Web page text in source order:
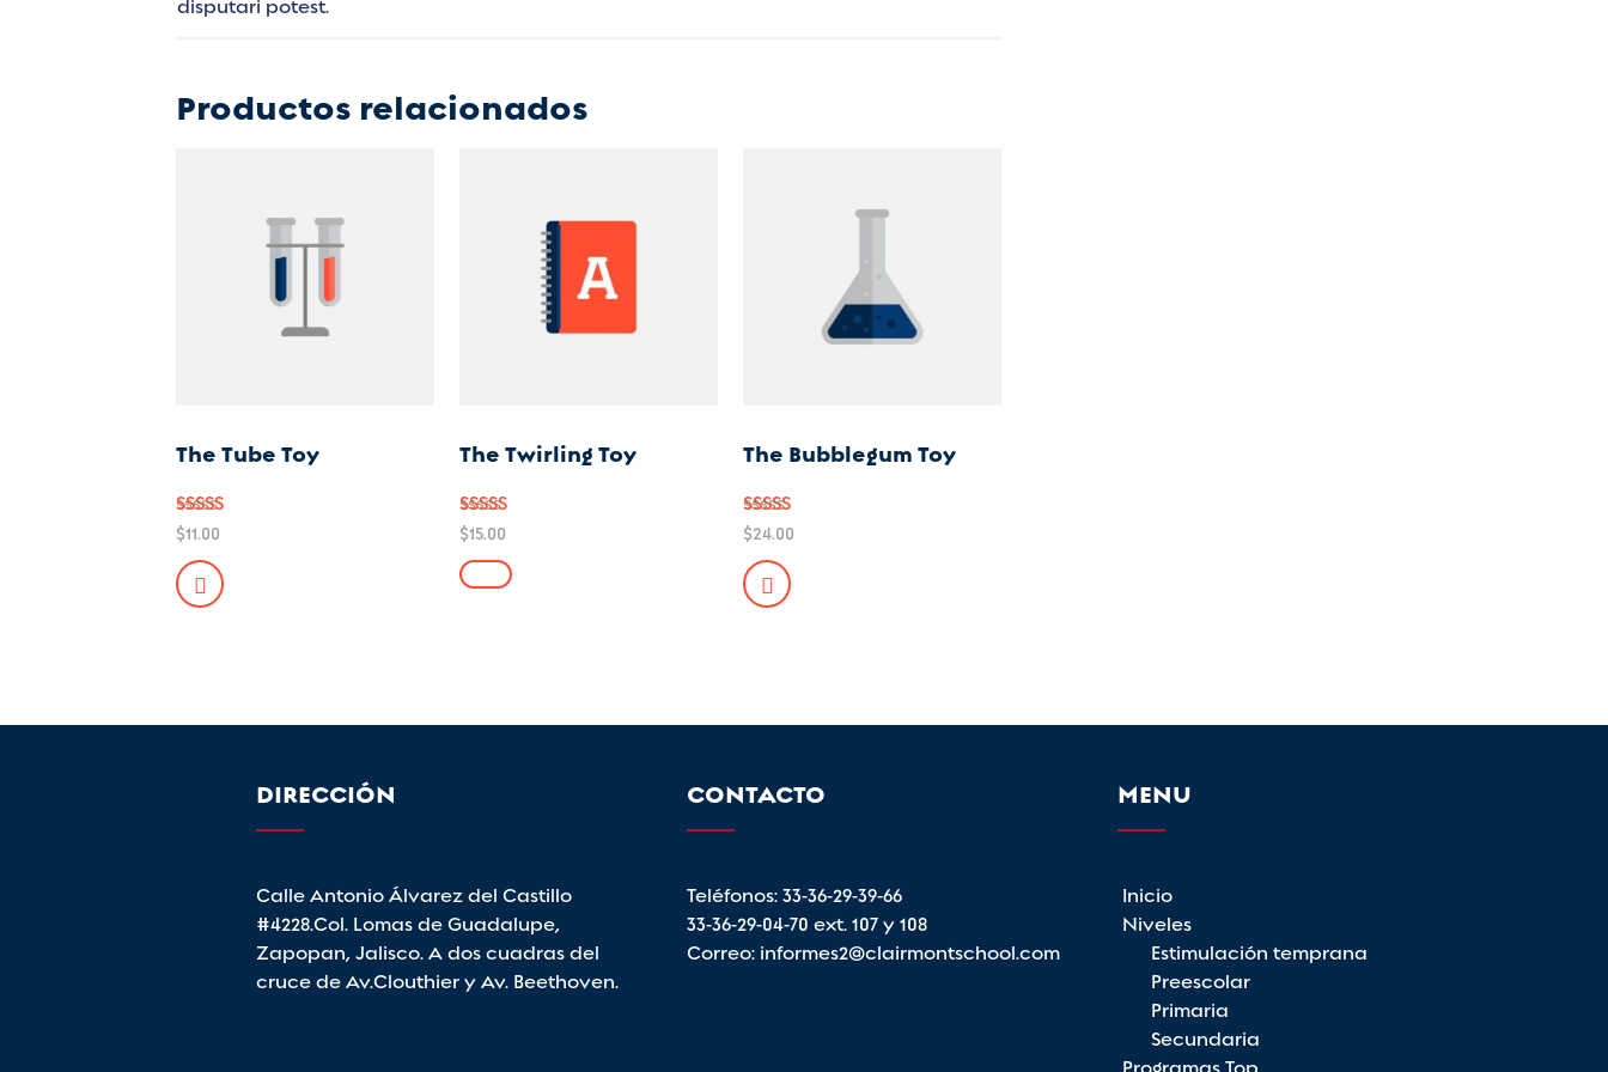
Productos relacionados
The Tube Toy
Valor
ado
en
3.00
de 5
$11.00
The Twirling Toy
Valorado
en
5.00
de 5
$15.00
Este
de
The Bubblegum Toy
Valorado
en
5.00
de 5
$24.00
DIRECCIÓN
Calle Antonio Álvarez del Castillo
#4228.Col. Lomas de Guadalupe,
Zapopan, Jalisco. A dos cuadras del
cruce de Av.Clouthier y Av. Beethoven.
CONTACTO
Teléfonos:33-36-29-39-66
33-36-29-04-70ext. 107 y 108
Correo: informes2@clairmontschool.com
MENU
Inicio
Niveles
Estimulación temprana
Preescolar
Primaria
Secundaria
Programas Top